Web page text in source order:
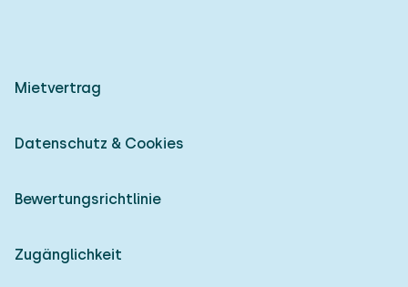
Mietvertrag
Datenschutz & Cookies
Bewertungsrichtlinie
Zugänglichkeit